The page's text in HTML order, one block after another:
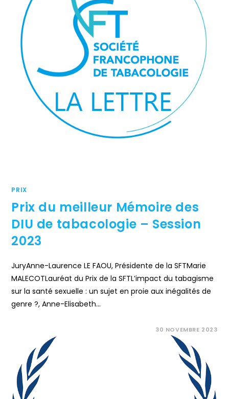
PRIX
Prix du meilleur Mémoire des
DIU de tabacologie – Session
2023
JuryAnne-Laurence LE FAOU, Présidente de la SFTMarie
MALECOTLauréat du Prix de la SFTL’impact du tabagisme
sur la santé sexuelle : un sujet en proie aux inégalités de
genre ?, Anne-Elisabeth…
30 NOVEMBRE 2023